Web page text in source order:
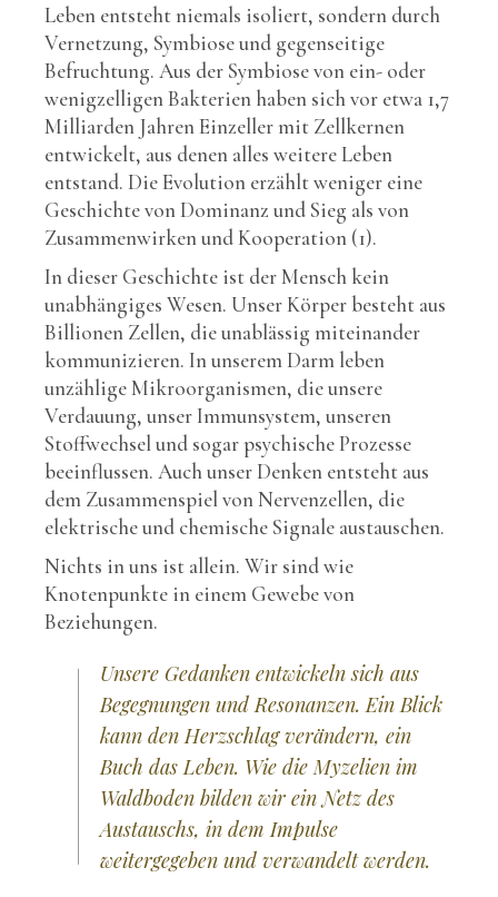
Leben entsteht niemals isoliert, sondern durch
Vernetzung, Symbiose und gegenseitige
Befruchtung. Aus der Symbiose von ein- oder
wenigzelligen Bakterien haben sich vor etwa 1,7
Milliarden Jahren Einzeller mit Zellkernen
entwickelt, aus denen alles weitere Leben
entstand. Die Evolution erzählt weniger eine
Geschichte von Dominanz und Sieg als von
Zusammenwirken und Kooperation (1).
In dieser Geschichte ist der Mensch kein
unabhängiges Wesen. Unser Körper besteht aus
Billionen Zellen, die unablässig miteinander
kommunizieren. In unserem Darm leben
unzählige Mikroorganismen, die unsere
Verdauung, unser Immunsystem, unseren
Stoffwechsel und sogar psychische Prozesse
beeinflussen. Auch unser Denken entsteht aus
dem Zusammenspiel von Nervenzellen, die
elektrische und chemische Signale austauschen.
Nichts in uns ist allein. Wir sind wie
Knotenpunkte in einem Gewebe von
Beziehungen.
Unsere Gedanken entwickeln sich aus
Begegnungen und Resonanzen. Ein Blick
kann den Herzschlag verändern, ein
Buch das Leben. Wie die Myzelien im
Waldboden bilden wir ein Netz des
Austauschs, in dem Impulse
weitergegeben und verwandelt werden.